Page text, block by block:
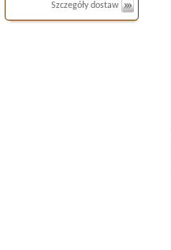
Szczegóły dostaw